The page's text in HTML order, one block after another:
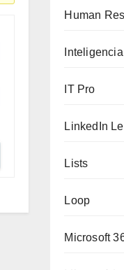
Human
IT Pro
LinkedIn
Lists
Loop
Microsoft